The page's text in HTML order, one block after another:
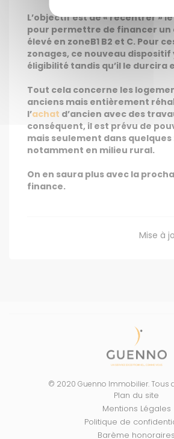
L’objectif est de « recentrer » le
pour permettre de financer un
élevé en zoneB1 B2 et C. Pour
zonages, ce nouveau
éligibilité tandis qu’il le durcira
Tout cela concerne les
anciens mais entièrement
l’achat d’ancien avec des
conséquent, il est prévu de
mais seulement dans quelques
notamment en milieu rural.
On en saura plus avec la
finance.
Mise à
© 2020 Guenno Immobilier. Tous
Plan du site
Mentions Légales
Politique de
Barème honoraires